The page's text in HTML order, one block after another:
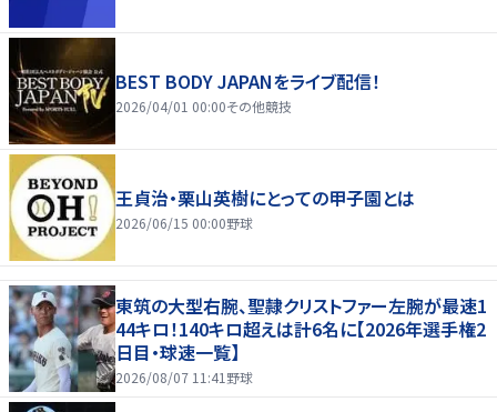
BEST BODY JAPANをライブ配信！
2026/04/01 00:00その他競技
王貞治・栗山英樹にとっての甲子園とは
2026/06/15 00:00野球
東筑の大型右腕、聖隷クリストファー左腕が最速1
44キロ！140キロ超えは計6名に【2026年選手権2
日目・球速一覧】
2026/08/07 11:41 野球